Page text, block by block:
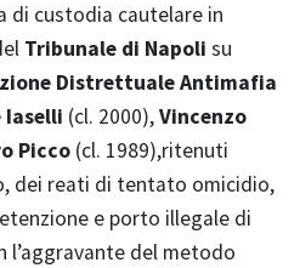
di custodia cautelare in
Tribunale di Napoli su
Distrettuale Antimafia
Iaselli (cl. 2000),Vincenzo
Picco (cl. 1989),ritenuti
dei reati di tentato omicidio,
e porto illegale di
l’aggravante del metodo